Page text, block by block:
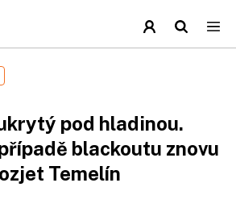
pod hladinou.
blackoutu znovu
Temelín